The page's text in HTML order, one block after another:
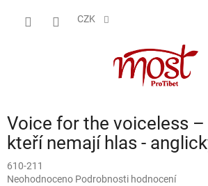
CZK
Voice for the voiceless –
kteří nemají hlas -
610-211
Průměrné
Neohodnoceno Podrobnosti hodnocení